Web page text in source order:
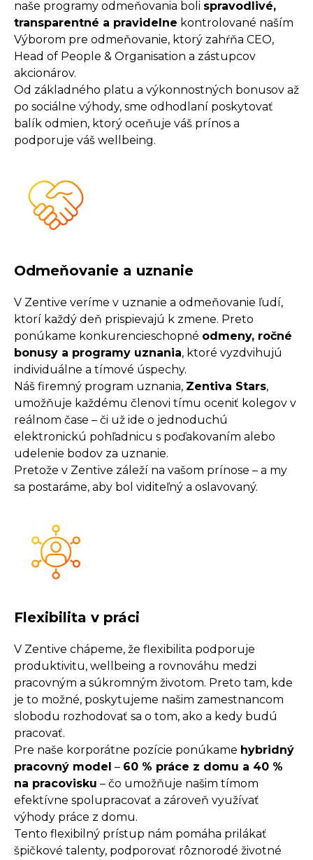
naše programy odmeňovania boli spravodlivé,
transparentné a pravidelne kontrolované naším
Výborom pre odmeňovanie, ktorý zahŕňa CEO,
Head of People & Organisation a zástupcov
akcionárov.
Od základného platu a výkonnostných bonusov až
po sociálne výhody, sme odhodlaní poskytovať
balík odmien, ktorý oceňuje váš prínos a
podporuje váš wellbeing.
Odmeňovanie a uznanie
V Zentive veríme v uznanie a odmeňovanie ľudí,
ktorí každý deň prispievajú k zmene. Preto
ponúkame konkurencieschopné odmeny, ročné
bonusy a programy uznania, ktoré vyzdvihujú
individuálne a tímové úspechy.
Náš firemný program uznania, Zentiva Stars,
umožňuje každému členovi tímu oceniť kolegov v
reálnom čase – či už ide o jednoduchú
elektronickú pohľadnicu s poďakovaním alebo
udelenie bodov za uznanie.
Pretože v Zentive záleží na vašom prínose – a my
sa postaráme, aby bol viditeľný a oslavovaný.
Flexibilita v práci
V Zentive chápeme, že flexibilita podporuje
produktivitu, wellbeing a rovnováhu medzi
pracovným a súkromným životom. Preto tam, kde
je to možné, poskytujeme našim zamestnancom
slobodu rozhodovať sa o tom, ako a kedy budú
pracovať.
Pre naše korporátne pozície ponúkame hybridný
pracovný model – 60 % práce z domu a 40 %
na pracovisku – čo umožňuje našim tímom
efektívne spolupracovať a zároveň využívať
výhody práce z domu.
Tento flexibilný prístup nám pomáha prilákať
špičkové talenty, podporovať rôznorodé životné